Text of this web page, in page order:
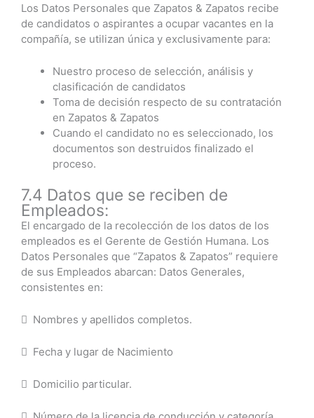
Los Datos Personales que Zapatos & Zapatos recibe
de candidatos o aspirantes a ocupar vacantes en la
compañía, se utilizan única y exclusivamente para:
Nuestro proceso de selección, análisis y
clasificación de candidatos
Toma de decisión respecto de su contratación
en Zapatos & Zapatos
Cuando el candidato no es seleccionado, los
documentos son destruidos finalizado el
proceso.
7.4 Datos que se reciben de
Empleados:
El encargado de la recolección de los datos de los
empleados es el Gerente de Gestión Humana. Los
Datos Personales que “Zapatos & Zapatos” requiere
de sus Empleados abarcan: Datos Generales,
consistentes en:
 Nombres y apellidos completos.
 Fecha y lugar de Nacimiento
 Domicilio particular.